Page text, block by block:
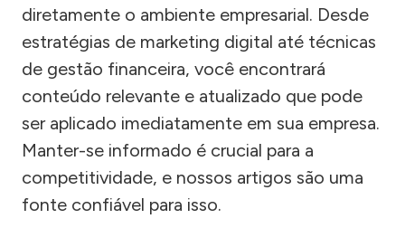
diretamente o ambiente empresarial. Desde
estratégias de marketing digital até técnicas
de gestão financeira, você encontrará
conteúdo relevante e atualizado que pode
ser aplicado imediatamente em sua empresa.
Manter-se informado é crucial para a
competitividade, e nossos artigos são uma
fonte confiável para isso.